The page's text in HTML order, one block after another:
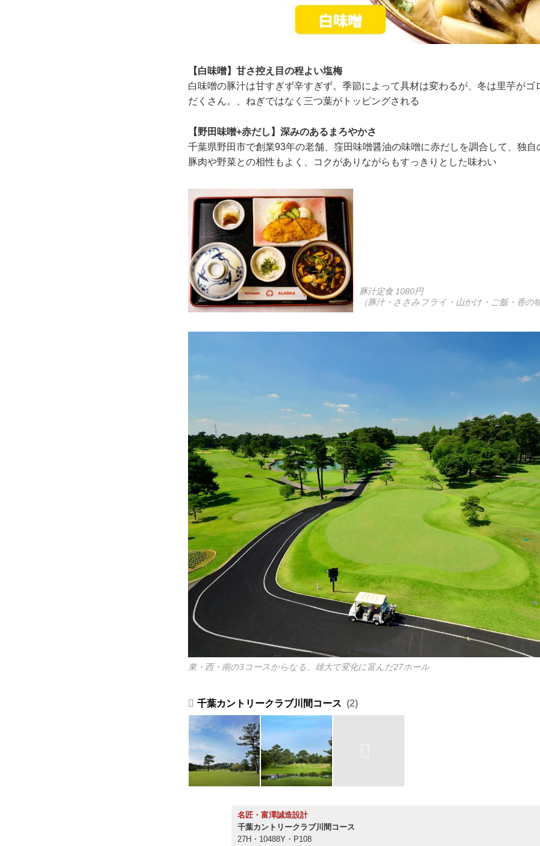
【白味噌】甘さ控え目の程よい塩梅
白味噌の豚汁は甘すぎず辛すぎず。季節によって具材は変わるが、冬は里芋がゴ
だくさん。、ねぎではなく三つ葉がトッピングされる
【野田味噌+赤だし】深みのあるまろやかさ
千葉県野田市で創業93年の老舗、窪田味噌醤油の味噌に赤だしを調合して、独自
豚肉や野菜との相性もよく、コクがありながらもすっきりとした味わい
豚汁定食 1080円
（豚汁・ささみフライ・山かけ・ご飯・香の
東・西・南の3コースからなる、雄大で変化に富んだ27ホール
千葉カントリークラブ川間コース 2
名匠・富澤誠造設計
千葉カントリークラブ川間コース
27H・10488Y・P108